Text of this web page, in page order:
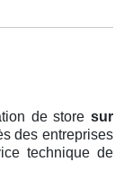
de store sur
des entreprises
technique de